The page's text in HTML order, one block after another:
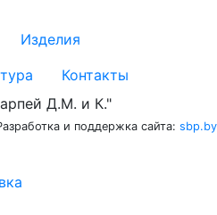
Изделия
Контакты
Д.М. и К."
и поддержка сайта: sbp.by